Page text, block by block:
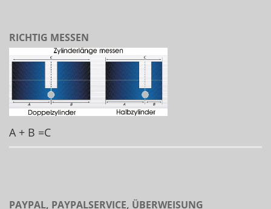
RICHTIG MESSEN
A + B =C
PAYPAL, PAYPALSERVICE, ÜBERWEISUNG